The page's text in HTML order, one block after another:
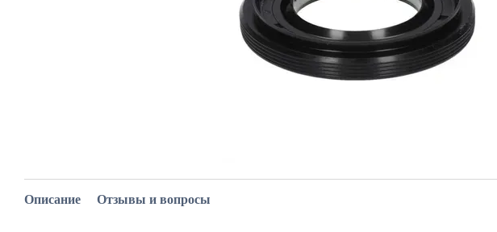
Описание Отзывы и вопросы